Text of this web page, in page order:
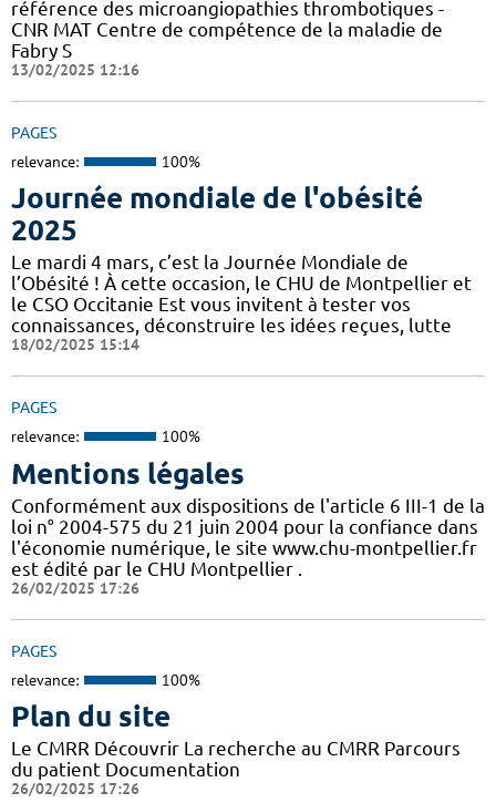
référence des microangiopathies thrombotiques -
CNR MAT Centre de compétence de la maladie de
Fabry S
13/02/2025 12:16
PAGES
relevance: 100%
Journée mondiale de l'obésité
2025
Le mardi 4 mars, c’est la Journée Mondiale de
l’Obésité ! À cette occasion, le CHU de Montpellier et
le CSO Occitanie Est vous invitent à tester vos
connaissances, déconstruire les idées reçues, lutte
18/02/2025 15:14
PAGES
relevance: 100%
Mentions légales
Conformément aux dispositions de l'article 6 III-1 de la
loi n° 2004-575 du 21 juin 2004 pour la confiance dans
l'économie numérique, le site www.chu-montpellier.fr
est édité par le CHU Montpellier .
26/02/2025 17:26
PAGES
relevance: 100%
Plan du site
Le CMRR Découvrir La recherche au CMRR Parcours
du patient Documentation
26/02/2025 17:26